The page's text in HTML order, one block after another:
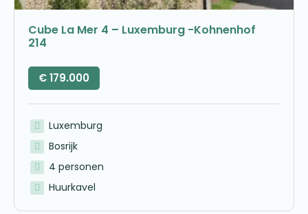
Cube La Mer 4 – Luxemburg -Kohnenhof
214
€179.000
Luxemburg
Bosrijk
4 personen
Huurkavel